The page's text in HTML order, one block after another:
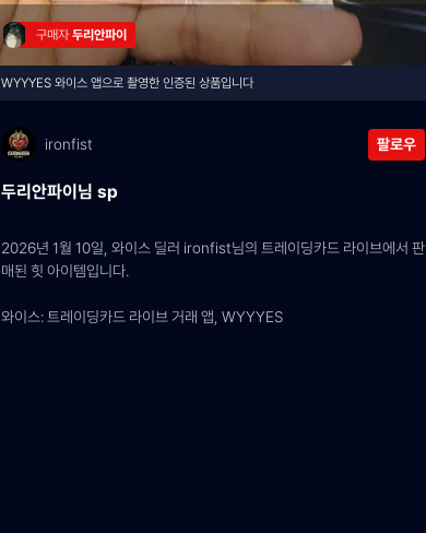
구매자 두리안파이
WYYYES 와이스 앱으로 촬영한 인증된 상품입니다
ironfist 팔로우
두리안파이님 sp
2026년 1월 10일, 와이스 딜러 ironfist님의 트레이딩카드 라이브에서 판
매된 힛 아이템입니다.
와이스: 트레이딩카드 라이브 거래 앱, WYYYES